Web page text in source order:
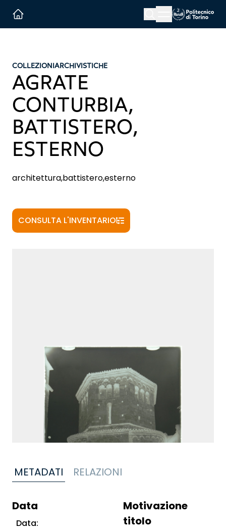
Menu button
COLLEZIONIARCHIVISTICHE
AGRATE
CONTURBIA,
BATTISTERO,
ESTERNO
architettura,battistero,esterno
CONSULTA L'INVENTARIO
METADATI RELAZIONI
Data
Data:
Motivazione
titolo